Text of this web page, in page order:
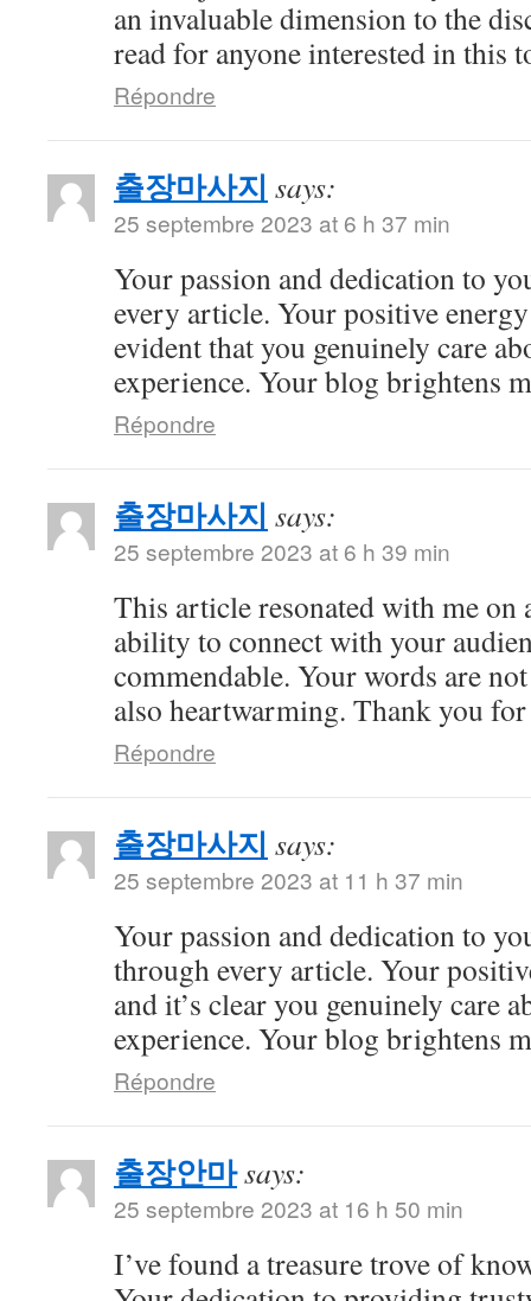
an invaluable dimension to the
read for anyone interested in this
Répondre
출장마사지 says:
25 septembre 2023 at 6 h 37 min
Your passion and dedication to
every article. Your positive
evident that you genuinely care
experience. Your blog brightens
Répondre
출장마사지 says:
25 septembre 2023 at 6 h 39 min
This article resonated with me on
ability to connect with your
commendable. Your words are
also heartwarming. Thank you
Répondre
출장마사지 says:
25 septembre 2023 at 11 h 37 min
Your passion and dedication to
through every article. Your
and it’s clear you genuinely care
experience. Your blog brightens
Répondre
출장안마says:
25 septembre 2023 at 16 h 50 min
I’ve found a treasure trove of